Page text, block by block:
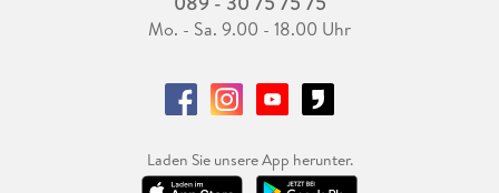
Mo. - Sa. 9.00 - 18.00 Uhr
Laden Sie unsere App herunter.